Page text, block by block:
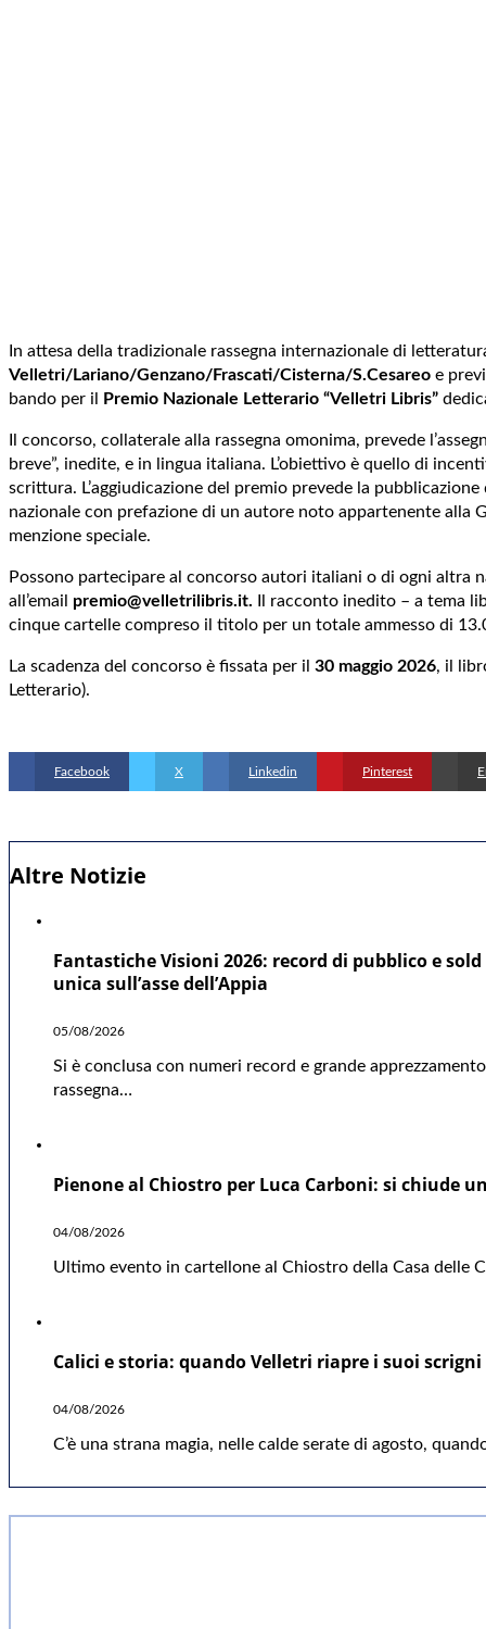
Altre Notizie
Fantastiche Visioni 2026: record di pubblico e
unica sull’asse dell’Appia
05/08/2026
Si è conclusa con numeri record e grande
rassegna…
Pienone al Chiostro per Luca Carboni: si chiude
04/08/2026
Ultimo evento in cartellone al Chiostro della Casa delle
Calici e storia: quando Velletri riapre i suoi scrigni
04/08/2026
C’è una strana magia, nelle calde serate di agosto,
In attesa della tradizionale rassegna internazionale di
Velletri/Lariano/Genzano/Frascati/Cisterna/S.Cesareo e
bando per il
Premio Nazionale Letterario “Velletri Libris”
Il concorso, collaterale alla rassegna omonima, prevede
breve”, inedite, e in lingua italiana. L’obiettivo è quello di
scrittura. L’aggiudicazione del premio prevede la
nazionale con prefazione di un autore noto appartenente alla
menzione speciale.
Possono partecipare al concorso autori italiani o di ogni altra
all’email premio@velletrilibris.it. Il racconto inedito – a tema
cinque cartelle compreso il titolo per un totale ammesso di
La scadenza del concorso è fissata per il 30 maggio 2026, il
Letterario).
Facebook X Linkedin Pinterest